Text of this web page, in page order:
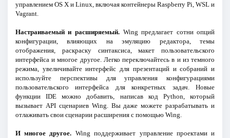
управлением OS X и Linux, включая контейнеры Raspberry Pi, WSL и
Vagrant.
Настраиваемый и расширяемый.Wing предлагает сотни опций
конфигурации, влияющих на эмуляцию редактора, темы
отображения, раскраску синтаксиса, макет пользовательского
интерфейса и многое другое. Легко переключайтесь в и из темного
режима, увеличивайте интерфейс для презентаций и собраний и
используйте перспективы для управления конфигурациями
пользовательского интерфейса для конкретных задач. Новые
функции IDE можно добавить, написав код Python, который
вызывает API сценариев Wing. Вы даже можете разрабатывать и
отлаживать свои сценарии расширения с помощью Wing.
И многое другое. Wing поддерживает управление проектами и